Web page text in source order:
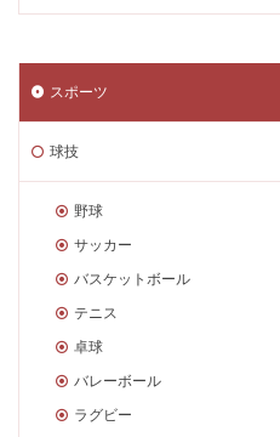
スポーツ
球技
野球
サッカー
バスケットボール
テニス
卓球
バレーボール
ラグビー